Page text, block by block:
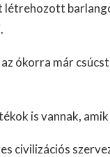
ókorra már
is vannak,
civilizációs